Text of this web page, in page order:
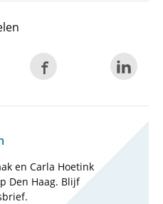
en Carla Hoetink
Den Haag. Blijf